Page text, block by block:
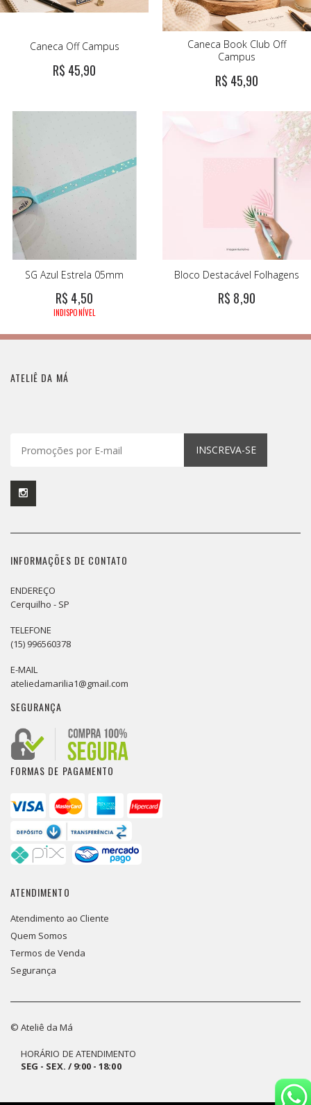
Caneca Off Campus
R$ 45,90
Caneca Book Club Off
Campus
R$ 45,90
SG Azul Estrela 05mm
R$ 4,50
INDISPONÍVEL
Bloco Destacável Folhagens
R$ 8,90
ATELIÊ DA MÁ
INSCREVA-SE
INFORMAÇÕES DE CONTATO
ENDEREÇO
Cerquilho - SP
TELEFONE
(15) 996560378
E-MAIL
ateliedamarilia1@gmail.com
SEGURANÇA
FORMAS DE PAGAMENTO
ATENDIMENTO
Atendimento ao Cliente
Quem Somos
Termos de Venda
Segurança
© Ateliê da Má
HORÁRIO DE ATENDIMENTO
SEG - SEX. / 9:00 - 18:00